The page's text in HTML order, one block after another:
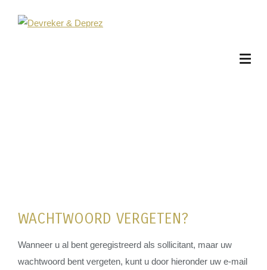
WACHTWOORD VERGETEN?
Wanneer u al bent geregistreerd als sollicitant, maar uw
wachtwoord bent vergeten, kunt u door hieronder uw e-mail